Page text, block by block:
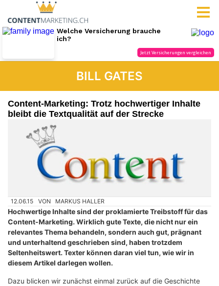
BILL GATES
Content-Marketing: Trotz hochwertiger Inhalte
bleibt die Textqualität auf der Strecke
12.06.15 VON MARKUS HALLER
Hochwertige Inhalte sind der proklamierte Treibstoff für das
Content-Marketing. Wirklich gute Texte, die nicht nur ein
relevantes Thema behandeln, sondern auch gut, prägnant
und unterhaltend geschrieben sind, haben trotzdem
Seltenheitswert. Texter können daran viel tun, wie wir in
diesem Artikel darlegen wollen.
Dazu blicken wir zunächst einmal zurück auf die Geschichte